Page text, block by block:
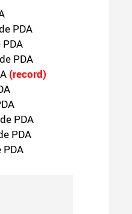
PDA
PDA
(record)
PDA
PDA